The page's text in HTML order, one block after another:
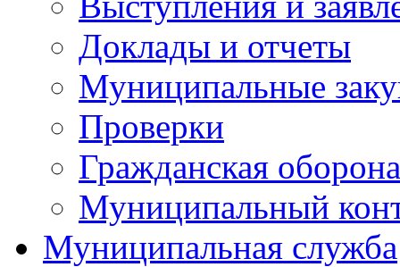
Доклады и отчеты
Муниципальные
Проверки
Гражданская
Муниципальный
Муниципальная служба